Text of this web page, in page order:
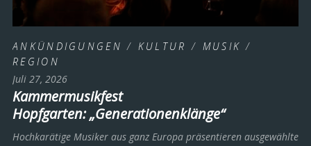
ANKÜNDIGUNGEN / KULTUR / MUSIK /
REGION
Juli 27, 2026
Kammermusikfest
Hopfgarten: „Generationenklänge“
Hochkarätige Musiker aus ganz Europa präsentieren ausgewählte